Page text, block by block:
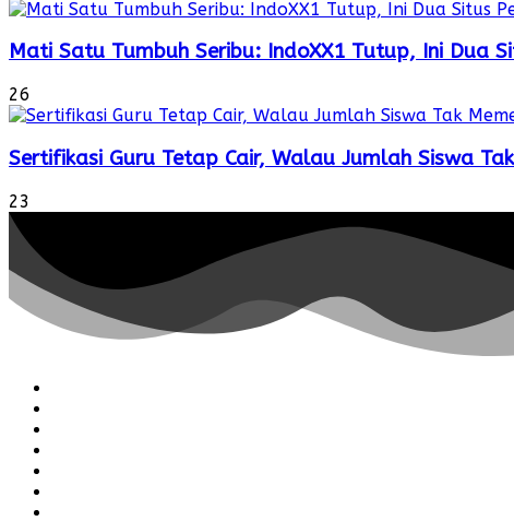
Mati Satu Tumbuh Seribu: IndoXX1 Tutup, Ini Dua
26
Sertifikasi Guru Tetap Cair, Walau Jumlah Siswa
23